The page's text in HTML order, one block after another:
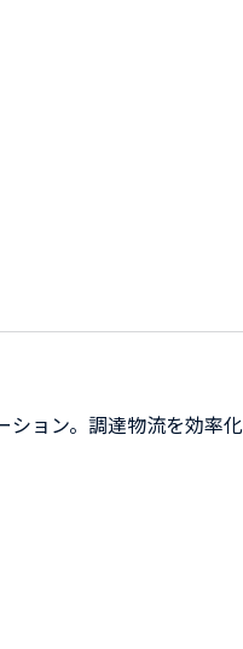
ション。調達物流を効率化